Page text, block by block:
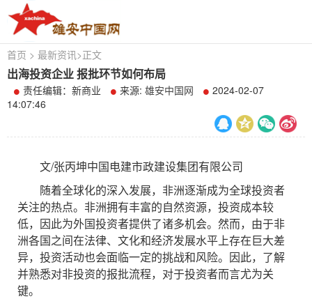
首页 > 最新资讯>正文
出海投资企业 报批环节如何布局
责任编辑：新商业 来源: 雄安中国网
2024-02-07
14:07:46
文/张丙坤中国电建市政建设集团有限公司
随着全球化的深入发展，非洲逐渐成为全球投资者
关注的热点。非洲拥有丰富的自然资源，投资成本较
低，因此为外国投资者提供了诸多机会。然而，由于非
洲各国之间在法律、文化和经济发展水平上存在巨大差
异，投资活动也会面临一定的挑战和风险。因此，了解
并熟悉对非投资的报批流程，对于投资者而言尤为关
键。